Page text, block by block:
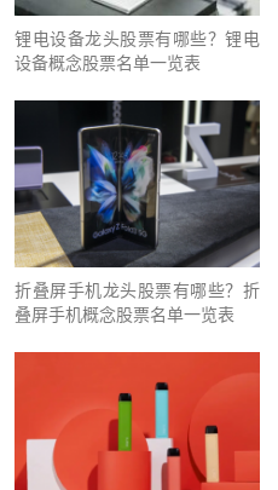
锂电设备龙头股票有哪些？锂电
设备概念股票名单一览表
折叠屏手机龙头股票有哪些？折
叠屏手机概念股票名单一览表